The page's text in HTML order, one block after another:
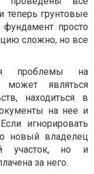
теперь грунтовые
просто
сложно, но все
проблемы на
может являться
находиться в
на нее и
игнорировать
новый владелец
участок, но и
за него.